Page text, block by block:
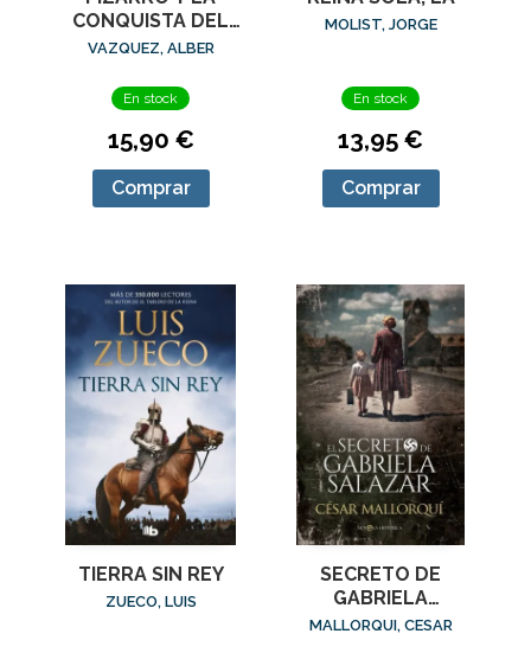
CONQUISTA DEL
IMPERIO INCA
VAZQUEZ, ALBER
En stock
15,90 €
Comprar
MOLIST, JORGE
En stock
13,95 €
Comprar
TIERRA SIN REY
ZUECO, LUIS
SECRETO DE
GABRIELA
SALAZAR, EL
MALLORQUI, CESAR